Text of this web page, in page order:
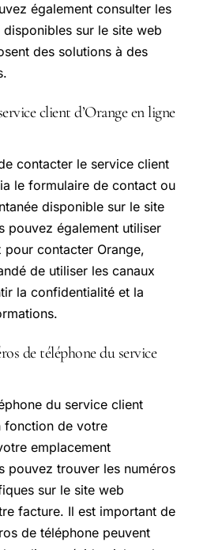
également consulter les
sur le site web
des solutions à des
client d’Orange en ligne
contacter le service client
le formulaire de contact ou
disponible sur le site
pouvez également utiliser
pour contacter Orange,
de utiliser les canaux
la confidentialité et la
de téléphone du service
du service client
fonction de votre
emplacement
pouvez trouver les numéros
sur le site web
facture. Il est important de
de téléphone peuvent